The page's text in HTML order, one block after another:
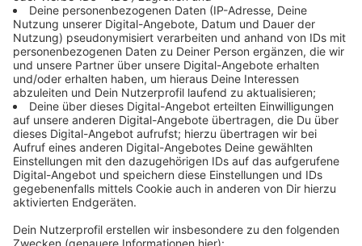
Mehr Verkehr für Hitdorf, mehr Lärm und mehr Abgase
– u.a. aus diesen Gründen wollen die Grünen das
Gewerbegebiet verhindern. Außerdem könnten
dadurch Flächen für den Artenschutz und
Erholungsraum wegfallen, heißt es von der Partei.
Ähnlich wie die CDU fordern die Grünen konkrete
Gegenmaßnahmen: Die Stadt Leverkusen solle sich in
dem laufenden Planungsverfahren offiziell gegen das
Gewerbegebiet stellen und schon mal vorsorglich
rechtliche Schritte androhen. In dieser Sache müsse
Leverkusener Politik her, so die Grünen.